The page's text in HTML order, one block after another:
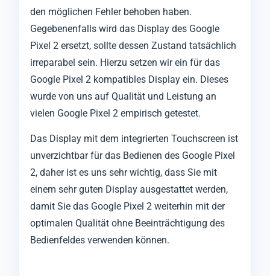
den möglichen Fehler behoben haben.
Gegebenenfalls wird das Display des Google
Pixel 2 ersetzt, sollte dessen Zustand tatsächlich
irreparabel sein. Hierzu setzen wir ein für das
Google Pixel 2 kompatibles Display ein. Dieses
wurde von uns auf Qualität und Leistung an
vielen Google Pixel 2 empirisch getestet.
Das Display mit dem integrierten Touchscreen ist
unverzichtbar für das Bedienen des Google Pixel
2, daher ist es uns sehr wichtig, dass Sie mit
einem sehr guten Display ausgestattet werden,
damit Sie das Google Pixel 2 weiterhin mit der
optimalen Qualität ohne Beeinträchtigung des
Bedienfeldes verwenden können.